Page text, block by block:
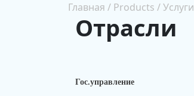
Главная / Products /Услуги
Отрасли
Гос.управление